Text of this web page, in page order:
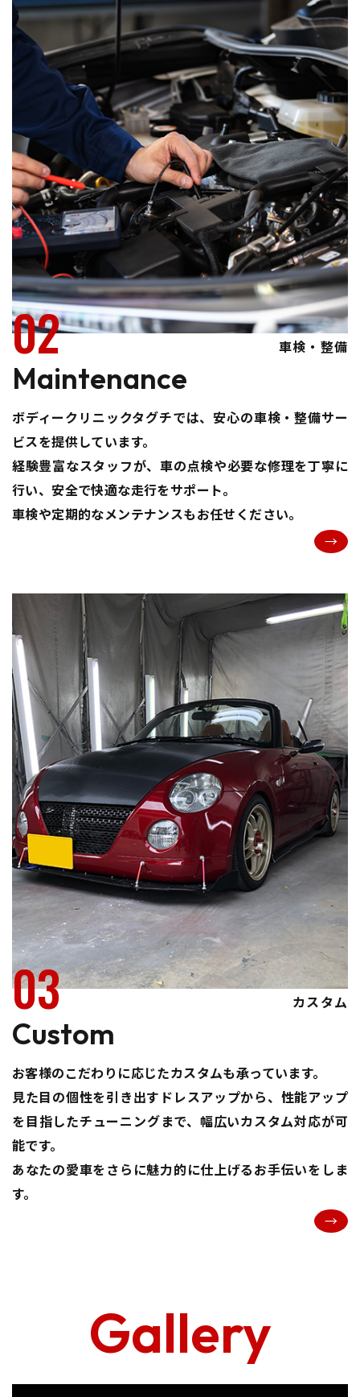
02 車検・整備
Maintenance
ボディークリニックタグチでは、安心の車検・整備サー
ビスを提供しています。
経験豊富なスタッフが、車の点検や必要な修理を丁寧に
行い、安全で快適な走行をサポート。
車検や定期的なメンテナンスもお任せください。
03 カスタム
Custom
お客様のこだわりに応じたカスタムも承っています。
見た目の個性を引き出すドレスアップから、性能アップ
を目指したチューニングまで、幅広いカスタム対応が可
能です。
あなたの愛車をさらに魅力的に仕上げるお手伝いをしま
す。
Gallery